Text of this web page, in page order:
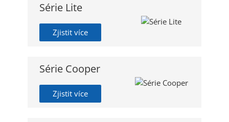
Série Lite
Zjistit více
Série Cooper
Zjistit více